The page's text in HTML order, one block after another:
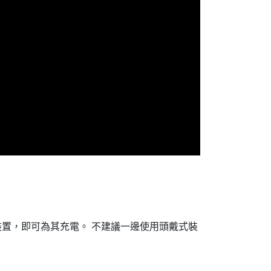
，即可為其充電。 不建議一邊使用頭戴式裝